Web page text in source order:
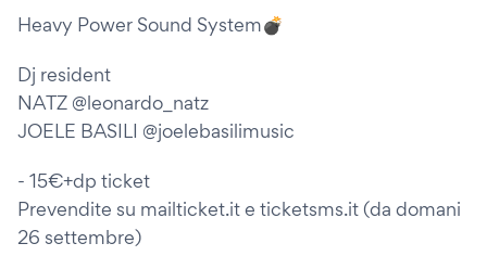
Heavy Power Sound System💣
Dj resident
NATZ @leonardo_natz
JOELE BASILI @joelebasilimusic
- 15€+dp ticket
Prevendite su mailticket.it e ticketsms.it (da domani
26 settembre)